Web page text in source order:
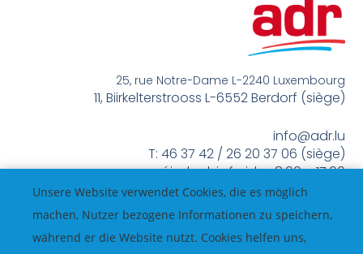
25, rue Notre-Dame L-2240 Luxembourg
11, Biirkelterstrooss L-6552 Berdorf (siège)
info@adr.lu
T: 46 37 42 / 26 20 37 06 (siège)
méindes bis freides 8:00 – 17:00
Unsere Website verwendet Cookies, die es möglich
machen, Nutzer bezogene Informationen zu speichern,
während er die Website nutzt. Cookies helfen uns,